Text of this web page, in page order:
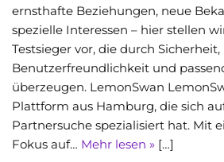
ernsthafte Beziehungen, neue
spezielle Interessen – hier stellen
Testsieger vor, die durch Sicherheit,
Benutzerfreundlichkeit und
überzeugen. LemonSwan
Plattform aus Hamburg, die sich
Partnersuche spezialisiert hat. Mit
Fokus auf… Mehr lesen » […]